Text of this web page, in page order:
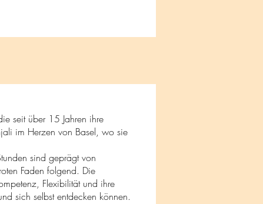
seit über 15 Jahren ihre
im Herzen von Basel, wo sie
sind geprägt von
Faden folgend. Die
Flexibilität und ihre
sich selbst entdecken können.